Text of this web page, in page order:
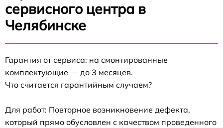
сервисного центра в
Челябинске
Гарантия от сервиса: на смонтированные
комплектующие — до 3 месяцев.
Что считается гарантийным случаем?
Для работ: Повторное возникновение дефекта,
который прямо обусловлен с качеством проведенного